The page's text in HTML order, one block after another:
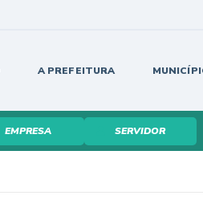
A PREFEITURA
EMPRESA SERVIDOR